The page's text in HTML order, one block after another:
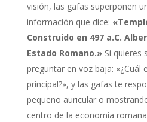
visión, las gafas superponen
información que dice:
Construido en 497 a.C.
Estado Romano.»Si quieres
preguntar en voz baja: «¿Cuál
principal?», y las gafas te
pequeño auricular o
centro de la economía